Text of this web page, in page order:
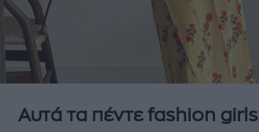
Αυτά τα πέντε fashion girls